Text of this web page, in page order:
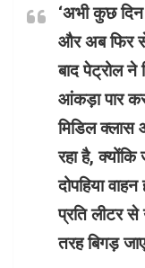
‘अभी कुछ
और अब फिर से
बाद पेट्रोल
आंकड़ा पार
मिडिल क्लास
रहा है, क्योंकि
दोपहिया
प्रति लीटर से
तरह बिगड़